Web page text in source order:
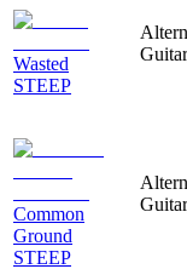
Wasted
STEEP
Common
Ground
STEEP